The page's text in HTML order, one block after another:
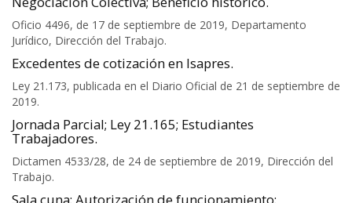
Oficio 4496, de 17 de septiembre de 2019, Departamento
Jurídico, Dirección del Trabajo.
Excedentes de cotización en Isapres.
Ley 21.173, publicada en el Diario Oficial de 21 de septiembre de
2019.
Jornada Parcial; Ley 21.165; Estudiantes
Trabajadores.
Dictamen 4533/28, de 24 de septiembre de 2019, Dirección del
Trabajo.